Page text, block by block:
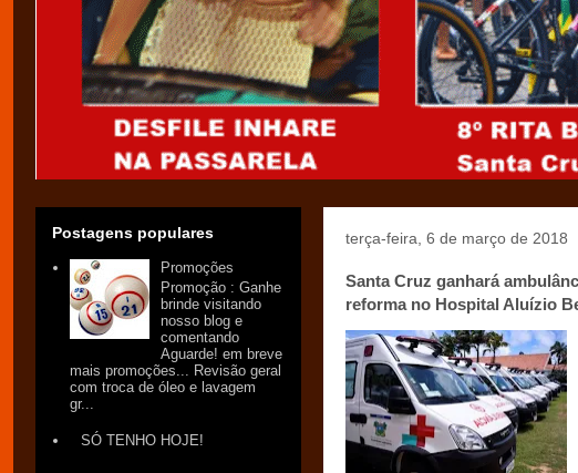
terça-feira, 6 de março de 2018
Santa Cruz ganhará
reforma no Hospital Aluízio
Postagens populares
Promoções
Promoção : Ganhe
brinde visitando
nosso blog e
comentando
Aguarde! em breve
mais promoções... Revisão geral
com troca de óleo e lavagem
gr...
SÓ TENHO HOJE!